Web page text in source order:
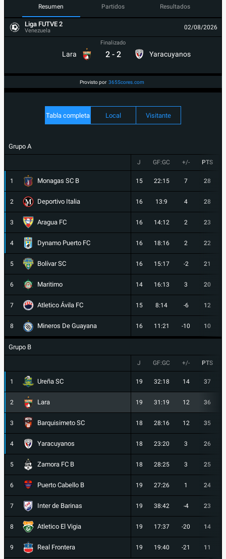
Resumen Partidos Resultados
Liga FUTVE 2
Venezuela 02/08/2026
Lara
Finalizado
2 - 2 Yaracuyanos
Provisto por 365Scores.com
Tabla completa Local Visitante
Grupo A
J GF:GC +/- PTS
1 Monagas SC B 15 22:15 7 28
2 Deportivo Italia 16 13:9 4 28
3 Aragua FC 16 14:12 2 23
4 Dynamo Puerto FC 16 18:16 2 22
5 Bolívar SC 16 15:17 -2 21
6 Maritimo 14 16:13 3 20
7 Atletico Ávila FC 15 8:14 -6 12
8 Mineros De Guayana 16 11:21 -10 10
Grupo B
J GF:GC +/- PTS
1 Ureña SC 19 32:18 14 37
2 Lara 19 31:19 12 36
3 Barquisimeto SC 18 28:16 12 35
4 Yaracuyanos 18 23:20 3 26
5 Zamora FC B 18 28:25 3 25
6 Puerto Cabello B 19 27:26 1 24
7 Inter de Barinas 19 38:42 -4 23
8 Atletico El Vigia 19 17:37 -20 14
9 Real Frontera 19 19:40 -21 11